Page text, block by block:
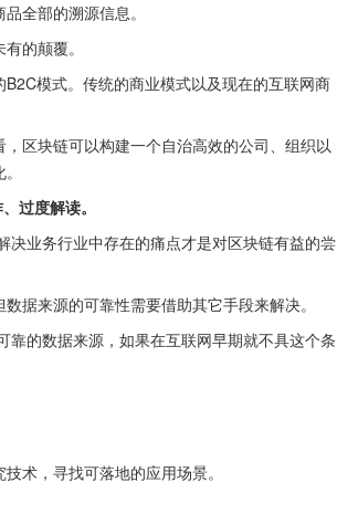
全部的溯源信息。
的颠覆。
模式。传统的商业模式以及现在的互联网商
区块链可以构建一个自治高效的公司、组织以
过度解读。
决业务行业中存在的痛点才是对区块链有益的尝
数据来源的可靠性需要借助其它手段来解决。
靠的数据来源，如果在互联网早期就不具这个条
术，寻找可落地的应用场景。